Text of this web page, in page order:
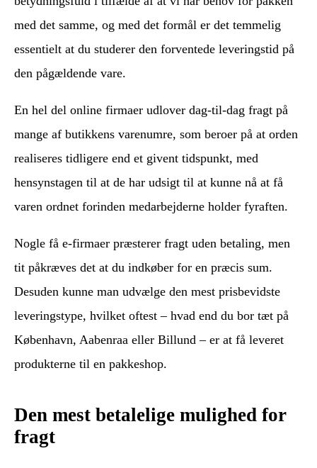
med det samme, og med det formål er det temmelig
essentielt at du studerer den forventede leveringstid på
den pågældende vare.
En hel del online firmaer udlover dag-til-dag fragt på
mange af butikkens varenumre, som beroer på at orden
realiseres tidligere end et givent tidspunkt, med
hensynstagen til at de har udsigt til at kunne nå at få
varen ordnet forinden medarbejderne holder fyraften.
Nogle få e-firmaer præsterer fragt uden betaling, men
tit påkræves det at du indkøber for en præcis sum.
Desuden kunne man udvælge den mest prisbevidste
leveringstype, hvilket oftest – hvad end du bor tæt på
København, Aabenraa eller Billund – er at få leveret
produkterne til en pakkeshop.
Den mest betalelige mulighed for
fragt